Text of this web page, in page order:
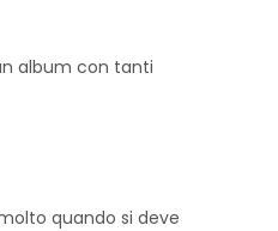
album con tanti
quando si deve